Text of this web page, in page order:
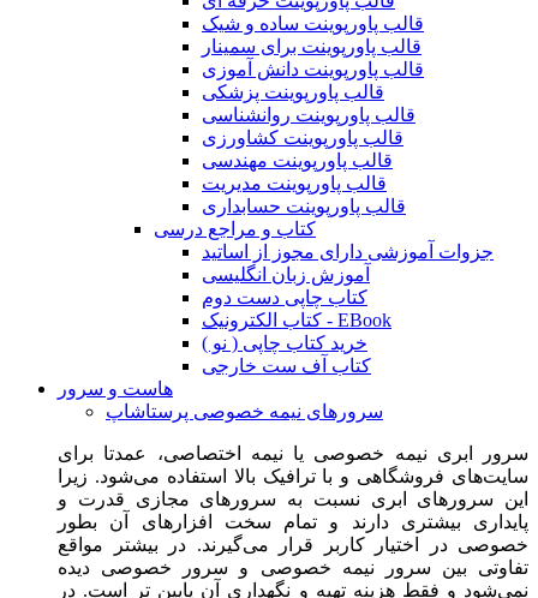
قالب پاورپوینت ساده و شیک
قالب پاورپوینت برای سمینار
قالب پاورپوینت دانش آموزی
قالب پاورپوینت پزشکی
قالب پاورپوینت روانشناسی
قالب پاورپوینت کشاورزی
قالب پاورپوینت مهندسی
قالب پاورپوینت مدیریت
قالب پاورپوینت حسابداری
کتاب و مراجع درسی
جزوات آموزشی دارای مجوز از اساتید
آموزش زبان انگلیسی
کتاب چاپی دست دوم
کتاب الکترونیک - EBook
خرید کتاب چاپی ( نو )
کتاب آف ست خارجی
هاست و سرور
سرورهای نیمه خصوصی پرستاشاپ
سرور ابری نیمه خصوصی یا نیمه اختصاصی، عمدتا برای
سایت‌های فروشگاهی و با ترافیک بالا استفاده می‌شود. زیرا
این سرورهای ابری نسبت به سرورهای مجازی قدرت و
پایداری بیشتری دارند و تمام سخت افزارهای آن بطور
خصوصی در اختیار کاربر قرار می‌گیرند. در بیشتر مواقع
تفاوتی بین سرور نیمه خصوصی و سرور خصوصی دیده
نمی‌شود و فقط هزینه تهیه و نگهداری آن پایین تر است. در